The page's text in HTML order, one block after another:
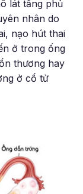
lát tầng phủ
nhân do
nạo hút thai
ở trong ống
thương hay
ở cổ tử